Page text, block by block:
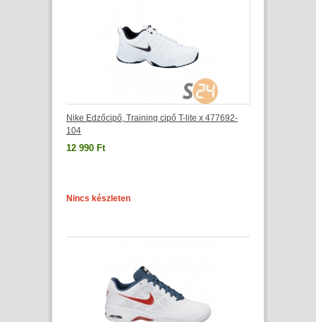
Nike Edzőcipő, Training cipő T-lite x 477692-
104
12 990 Ft
Nincs készleten